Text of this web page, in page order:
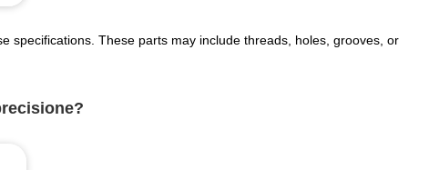
specifications. These parts may include threads, holes, grooves, or